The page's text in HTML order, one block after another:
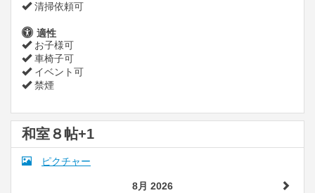
清掃依頼可
適性
お子様可
車椅子可
イベント可
禁煙
和室８帖+1
ピクチャー
8月 2026